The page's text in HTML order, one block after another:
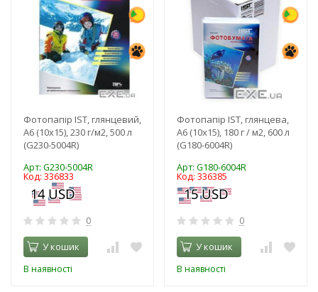
Фотопапір IST, глянцевий,
A6 (10x15), 230 г/м2, 500 л
(G230-5004R)
Арт: G230-5004R
Код: 336833
0
У кошик
В наявності
Фотопапір IST, глянцева,
A6 (10x15), 180 г / м2, 600 л
(G180-6004R)
Арт: G180-6004R
Код: 336385
0
У кошик
В наявності